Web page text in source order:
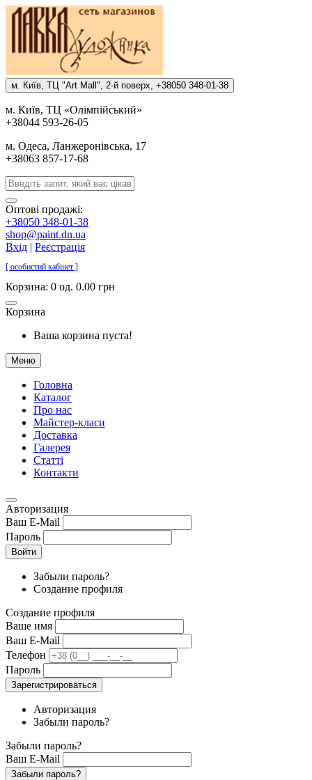
м. Киïв, ТЦ "Art Mall", 2-й поверх, +38050 348-01-38
м. Киïв, ТЦ «Олiмпiйський»
+38044 593-26-05
м. Одеса, Ланжеронiвська, 17
+38063 857-17-68
Оптові продажі:
+38050 348-01-38
shop@paint.dn.ua
Вхід | Реєстрація
[ особистий кабінет ]
Корзина: 0 од. 0.00 грн
Корзина
Ваша корзина пуста!
Меню
Головна
Каталог
Про нас
Майстер-класи
Доставка
Галерея
Статтi
Контакти
Авторизация
Ваш E-Mail
Пароль
Войти
Забыли пароль?
Создание профиля
Создание профиля
Ваше имя
Ваш E-Mail
Телефон
Пароль
Зарегистрироваться
Авторизация
Забыли пароль?
Забыли пароль?
Ваш E-Mail
Забыли пароль?